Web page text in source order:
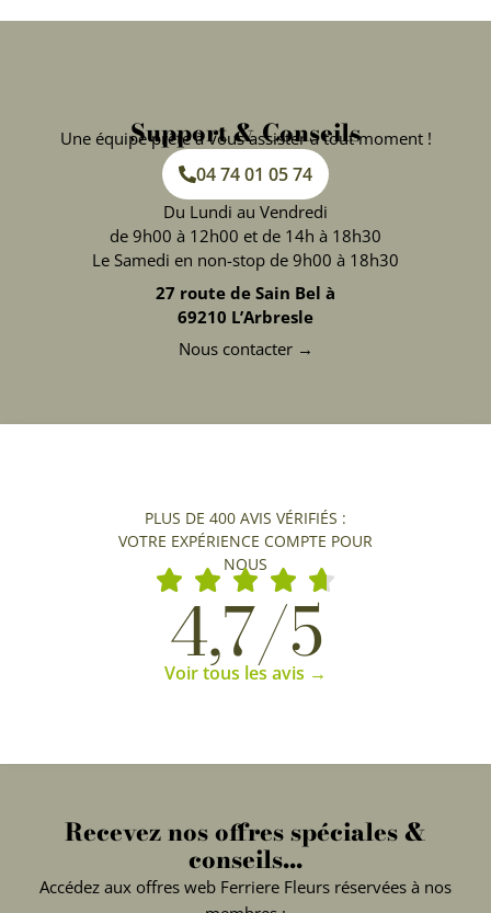
Support & Conseils
Une équipe prête à vous assister à tout moment !
04 74 01 05 74
Du Lundi au Vendredi
de 9h00 à 12h00 et de 14h à 18h30
Le Samedi en non-stop de 9h00 à 18h30
27 route de Sain Bel à
69210 L’Arbresle
Nous contacter →
PLUS DE 400 AVIS VÉRIFIÉS :
VOTRE EXPÉRIENCE COMPTE POUR
NOUS
4,7/5
Voir tous les avis →
Recevez nos offres spéciales &
conseils...
Accédez aux offres web Ferriere Fleurs réservées à nos